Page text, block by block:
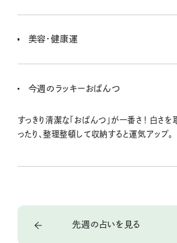
る前に立ち止まって、自分の満たされない気
美容・健康運
かり継続すれば効果が出そうだよ。自分の体
今週のラッキーおぱんつ
すっきり清潔な「おぱんつ」が一番さ！ 白さ
ったり、整理整頓して収納すると運気アップ。
先週の占いを見る